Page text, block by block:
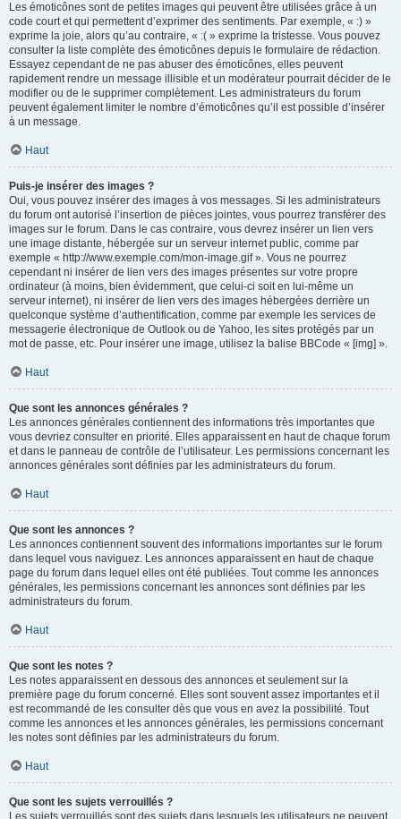
Les émoticônes sont de petites images qui peuvent être utilisées grâce à un
code court et qui permettent d’exprimer des sentiments. Par exemple, « :) »
exprime la joie, alors qu’au contraire, « :( » exprime la tristesse. Vous pouvez
consulter la liste complète des émoticônes depuis le formulaire de rédaction.
Essayez cependant de ne pas abuser des émoticônes, elles peuvent
rapidement rendre un message illisible et un modérateur pourrait décider de le
modifier ou de le supprimer complètement. Les administrateurs du forum
peuvent également limiter le nombre d’émoticônes qu’il est possible d’insérer
à un message.
Haut
Puis-je insérer des images ?
Oui, vous pouvez insérer des images à vos messages. Si les administrateurs
du forum ont autorisé l’insertion de pièces jointes, vous pourrez transférer des
images sur le forum. Dans le cas contraire, vous devrez insérer un lien vers
une image distante, hébergée sur un serveur internet public, comme par
exemple « http://www.exemple.com/mon-image.gif ». Vous ne pourrez
cependant ni insérer de lien vers des images présentes sur votre propre
ordinateur (à moins, bien évidemment, que celui-ci soit en lui-même un
serveur internet), ni insérer de lien vers des images hébergées derrière un
quelconque système d’authentification, comme par exemple les services de
messagerie électronique de Outlook ou de Yahoo, les sites protégés par un
mot de passe, etc. Pour insérer une image, utilisez la balise BBCode « [img] ».
Haut
Que sont les annonces générales ?
Les annonces générales contiennent des informations très importantes que
vous devriez consulter en priorité. Elles apparaissent en haut de chaque forum
et dans le panneau de contrôle de l’utilisateur. Les permissions concernant les
annonces générales sont définies par les administrateurs du forum.
Haut
Que sont les annonces ?
Les annonces contiennent souvent des informations importantes sur le forum
dans lequel vous naviguez. Les annonces apparaissent en haut de chaque
page du forum dans lequel elles ont été publiées. Tout comme les annonces
générales, les permissions concernant les annonces sont définies par les
administrateurs du forum.
Haut
Que sont les notes ?
Les notes apparaissent en dessous des annonces et seulement sur la
première page du forum concerné. Elles sont souvent assez importantes et il
est recommandé de les consulter dès que vous en avez la possibilité. Tout
comme les annonces et les annonces générales, les permissions concernant
les notes sont définies par les administrateurs du forum.
Haut
Que sont les sujets verrouillés ?
Les sujets verrouillés sont des sujets dans lesquels les utilisateurs ne peuvent